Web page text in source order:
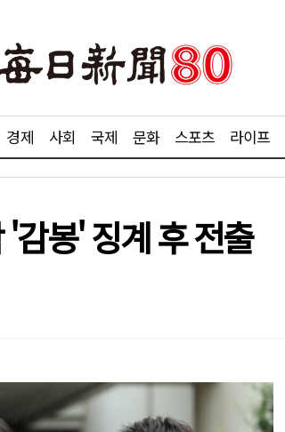
경제 사회 국제 문화 스포츠 라이프
감봉' 징계 후 전출